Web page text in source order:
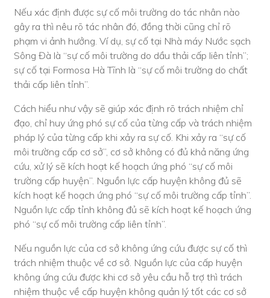
Nếu xác định được sự cố môi trường do tác nhân nào
gây ra thì nêu rõ tác nhân đó, đồng thời cũng chỉ rõ
phạm vi ảnh hưởng. Ví dụ, sự cố tại Nhà máy Nước sạch
Sông Đà là “sự cố môi trường do dầu thải cấp liên tỉnh”;
sự cố tại Formosa Hà Tĩnh là “sự cố môi trường do chất
thải cấp liên tỉnh”.
Cách hiểu như vậy sẽ giúp xác định rõ trách nhiệm chỉ
đạo, chỉ huy ứng phó sự cố của từng cấp và trách nhiệm
pháp lý của từng cấp khi xảy ra sự cố. Khi xảy ra “sự cố
môi trường cấp cơ sở”, cơ sở không có đủ khả năng ứng
cứu, xử lý sẽ kích hoạt kế hoạch ứng phó “sự cố môi
trường cấp huyện”. Nguồn lực cấp huyện không đủ sẽ
kích hoạt kế hoạch ứng phó “sự cố môi trường cấp tỉnh”.
Nguồn lực cấp tỉnh không đủ sẽ kích hoạt kế hoạch ứng
phó “sự cố môi trường cấp liên tỉnh”.
Nếu nguồn lực của cơ sở không ứng cứu được sự cố thì
trách nhiệm thuộc về cơ sở. Nguồn lực của cấp huyện
không ứng cứu được khi cơ sở yêu cầu hỗ trợ thì trách
nhiệm thuộc về cấp huyện không quản lý tốt các cơ sở